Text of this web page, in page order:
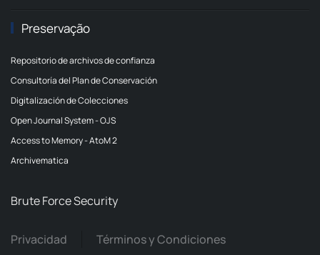
Preservação
Repositorio de archivos de confianza
Consultoría del Plan de Conservación
Digitalización de Colecciones
Open Journal System - OJS
Access to Memory - AtoM 2
Archivematica
Brute Force Security
Privacidad Términos y Condiciones